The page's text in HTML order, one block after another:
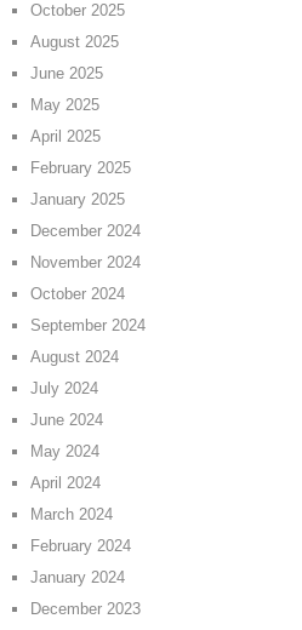
October 2025
August 2025
June 2025
May 2025
April 2025
February 2025
January 2025
December 2024
November 2024
October 2024
September 2024
August 2024
July 2024
June 2024
May 2024
April 2024
March 2024
February 2024
January 2024
December 2023